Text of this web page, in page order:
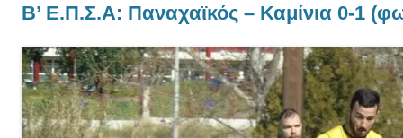
Β’ Ε.Π.Σ.Α: Παναχαϊκός – Καμίνια 0-1